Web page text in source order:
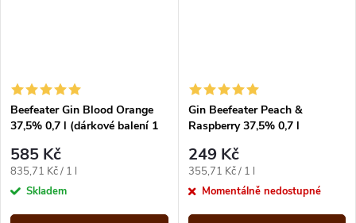
Beefeater Gin Blood Orange
37,5% 0,7 l (dárkové balení 1
585 Kč
Měrná
cena:
835,71 Kč / 1 l
Skladem
Gin Beefeater Peach &
Raspberry 37,5% 0,7 l
249 Kč
Měrná
cena:
355,71 Kč / 1 l
Momentálně nedostupné